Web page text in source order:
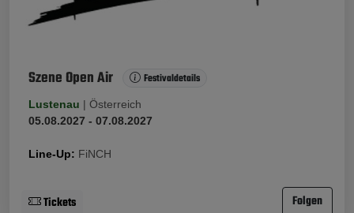
Szene Open Air Festivaldetails
Lustenau | Österreich
05.08.2027 - 07.08.2027
Line-Up: FiNCH
Tickets Folgen